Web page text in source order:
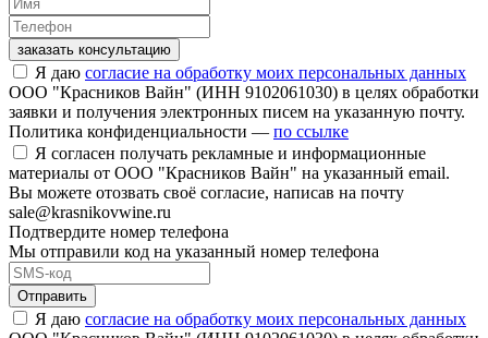
заказать консультацию
Я даю согласие на обработку моих персональных данных
ООО "Красников Вайн" (ИНН 9102061030) в целях обработки
заявки и получения электронных писем на указанную почту.
Политика конфиденциальности — по ссылке
Я согласен получать рекламные и информационные
материалы от ООО "Красников Вайн" на указанный email.
Вы можете отозвать своё согласие, написав на почту
sale@krasnikovwine.ru
Подтвердите номер телефона
Мы отправили код на указанный номер телефона
Отправить
Я даю согласие на обработку моих персональных данных